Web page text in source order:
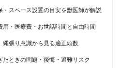
・スペース設置の目安を獣医師が解説
用・医療費・お世話時間と自由時間
縄張り意識から見る適正頭数
たときの問題・後悔・避難リスク